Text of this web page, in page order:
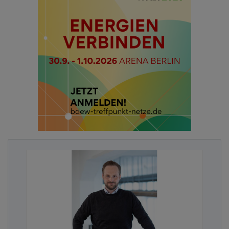
externen Partnern. Für die öffentliche Hand kann
dies besonders sensibel sein. Aus diesen Daten
lassen sich beispielsweise Rückschlüsse ableiten
zu internen Verantwortungsstrukturen und
Eskalationsketten, zu Betriebsprozessen in
kritischen Infrastrukturen, zur Notfall- und
Krisenkommunikation oder zur Zusammenarbeit
mit Dienstleistern und anderen Behörden.